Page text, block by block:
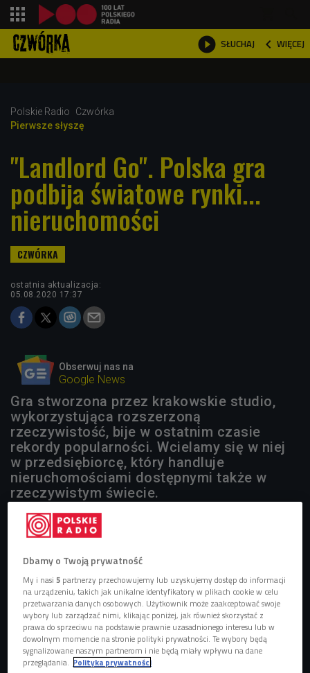
 SŁUCHAJ  WIĘCEJ

Polskie Radio
Czwórka
Pierwsze słyszę
"Landlord Go". Polska gra
podbija światowe rynki...
nieruchomości
ostatnia aktualizacja:
05.08.2020 17:37
Obserwuj nas na
Google News
Gra stworzona przez krakowskie studio,
wykorzystująca rozszerzoną
rzeczywistość, bije w ostatnim czasie
rekordy popularności. Wcielamy się w niej
w przedsiębiorcę, który handluje
nieruchomościami dostępnymi także w
rzeczywistym świecie.
Dbamy o Twoją prywatność
My i nasi5 partnerzy przechowujemy lub uzyskujemy dostęp do informacji
na urządzeniu, takich jak unikalne identyfikatory w plikach cookie w celu
przetwarzania danych osobowych. Użytkownik może zaakceptować swoje
wybory lub zarządzać nimi, klikając poniżej, jak również skorzystać z
prawa do sprzeciwu na podstawie prawnie uzasadnionego interesu lub w
dowolnym momencie na stronie polityki prywatności. Te wybory będą
sygnalizowane naszym partnerom i nie będą miały wpływu na dane
przeglądania. Polityka prywatności